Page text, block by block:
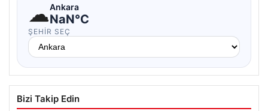
☁Ankara
NaN°C
ŞEHIR SEÇ
Bizi Takip Edin